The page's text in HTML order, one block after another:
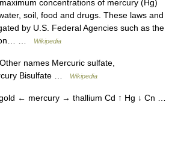
concentrations of mercury (Hg)
soil, food and drugs. These laws and
by U.S. Federal Agencies such as the
…
Wikipedia
names Mercuric sulfate,
Bisulfate …
Wikipedia
← mercury → thallium Cd ↑ Hg ↓ Cn …